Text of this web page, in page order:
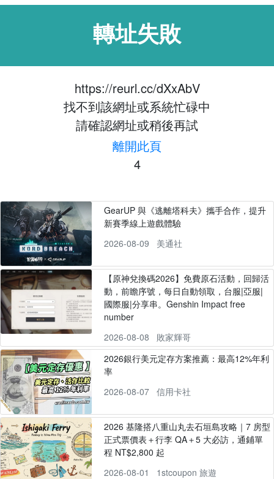
轉址失敗
https://reurl.cc/dXxAbV
找不到該網址或系統忙碌中
請確認網址或稍後再試
離開此頁
4
GearUP 與《逃離塔科夫》攜手合作，提升
新賽季線上遊戲體驗
2026-08-09
美通社
【原神兌換碼2026】免費原石活動，回歸活
動，前瞻序號，每日自動領取，台服|亞服|
國際服|分享串。Genshin Impact free
number
2026-08-08
敗家輝哥
2026銀行美元定存方案推薦：最高12%年利
率
2026-08-07
信用卡社
2026 基隆搭八重山丸去石垣島攻略｜7 房型
正式票價表＋行李 QA＋5 大必訪，通鋪單
程 NT$2,800 起
2026-08-01
1stcoupon 旅遊